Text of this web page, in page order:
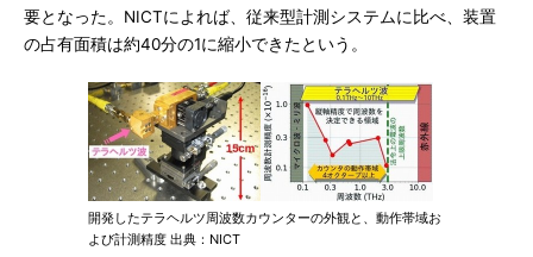
要となった。NICTによれば、従来型計測システムに比べ、装置
の占有面積は約40分の1に縮小できたという。
開発したテラヘルツ周波数カウンターの外観と、動作帯域お
よび計測精度 出典：NICT